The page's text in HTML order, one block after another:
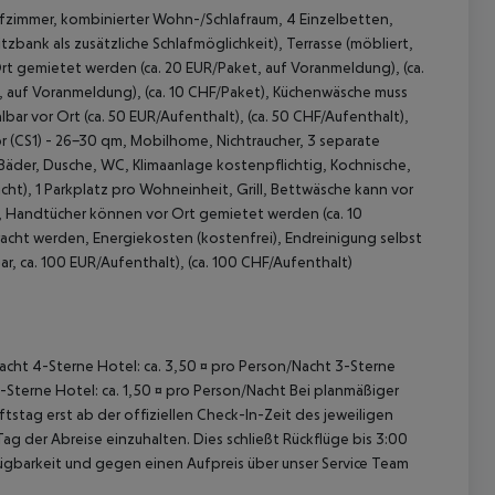
kombinierter Wohn-/Schlafraum, 4 Einzelbetten,
als zusätzliche Schlafmöglichkeit), Terrasse (möbliert,
werden (ca. 20 EUR/Paket, auf Voranmeldung), (ca.
Voranmeldung), (ca. 10 CHF/Paket), Küchenwäsche muss
vor Ort (ca. 50 EUR/Aufenthalt), (ca. 50 CHF/Aufenthalt),
(CS1) - 26-30 qm, Mobilhome, Nichtraucher, 3 separate
Dusche, WC, Klimaanlage kostenpflichtig, Kochnische,
1 Parkplatz pro Wohneinheit, Grill, Bettwäsche kann vor
Handtücher können vor Ort gemietet werden (ca. 10
werden, Energiekosten (kostenfrei), Endreinigung selbst
ca. 100 EUR/Aufenthalt), (ca. 100 CHF/Aufenthalt)
4-Sterne Hotel: ca. 3,50 ¤ pro Person/Nacht 3-Sterne
Hotel: ca. 1,50 ¤ pro Person/Nacht Bei planmäßiger
erst ab der offiziellen Check-In-Zeit des jeweiligen
der Abreise einzuhalten. Dies schließt Rückflüge bis 3:00
und gegen einen Aufpreis über unser Service Team